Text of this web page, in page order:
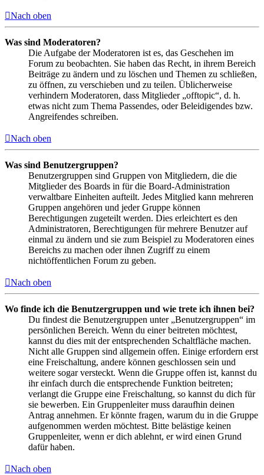
Nach oben
Was sind Moderatoren?
Die Aufgabe der Moderatoren ist es, das Geschehen im
Forum zu beobachten. Sie haben das Recht, in ihrem Bereich
Beiträge zu ändern und zu löschen und Themen zu schließen,
zu öffnen, zu verschieben und zu teilen. Üblicherweise
verhindern Moderatoren, dass Mitglieder „offtopic“, d. h.
etwas nicht zum Thema Passendes, oder Beleidigendes bzw.
Angreifendes schreiben.
Nach oben
Was sind Benutzergruppen?
Benutzergruppen sind Gruppen von Mitgliedern, die die
Mitglieder des Boards in für die Board-Administration
verwaltbare Einheiten aufteilt. Jedes Mitglied kann mehreren
Gruppen angehören und jeder Gruppe können
Berechtigungen zugeteilt werden. Dies erleichtert es den
Administratoren, Berechtigungen für mehrere Benutzer auf
einmal zu ändern und sie zum Beispiel zu Moderatoren eines
Bereichs zu machen oder ihnen Zugriff zu einem
nichtöffentlichen Forum zu geben.
Nach oben
Wo finde ich die Benutzergruppen und wie trete ich ihnen bei?
Du findest die Benutzergruppen unter „Benutzergruppen“ im
persönlichen Bereich. Wenn du einer beitreten möchtest,
kannst du dies mit der entsprechenden Schaltfläche machen.
Nicht alle Gruppen sind allgemein offen. Einige erfordern erst
eine Freischaltung, andere können geschlossen sein und
weitere sogar versteckt. Wenn die Gruppe offen ist, kannst du
ihr einfach durch die entsprechende Funktion beitreten;
verlangt die Gruppe eine Freischaltung, so kannst du dich für
sie bewerben. Ein Gruppenleiter muss daraufhin deinen
Antrag annehmen. Er könnte fragen, warum du in die Gruppe
aufgenommen werden möchtest. Bitte belästige keinen
Gruppenleiter, wenn er dich ablehnt, er wird einen Grund
dafür haben.
Nach oben